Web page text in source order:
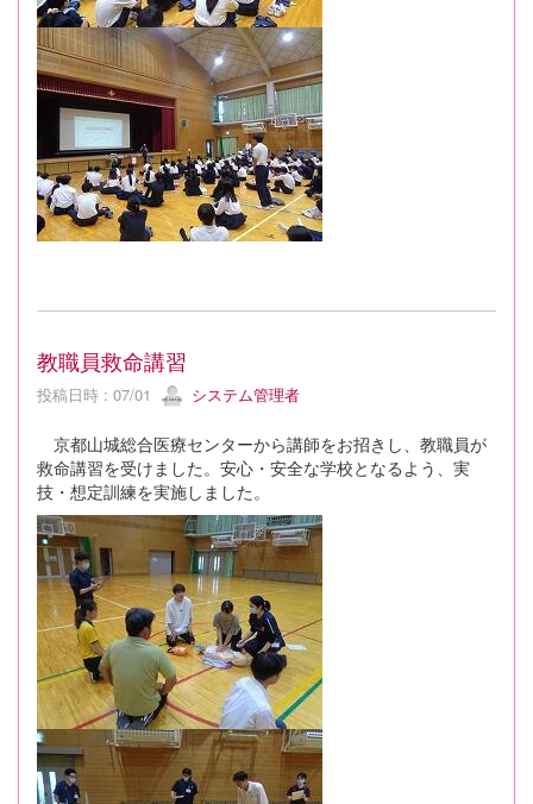
教職員救命講習
投稿日時 : 07/01 システム管理者
京都山城総合医療センターから講師をお招きし、教職員が
救命講習を受けました。安心・安全な学校となるよう、実
技・想定訓練を実施しました。